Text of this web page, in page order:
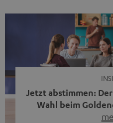
Jetzt abstimmen:
Wahl beim